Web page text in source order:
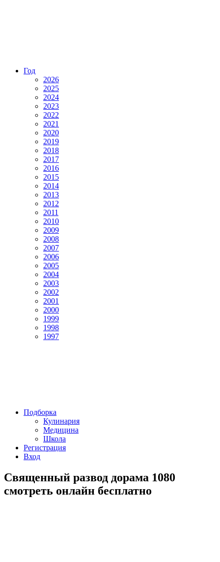
Год
2026
2025
2024
2023
2022
2021
2020
2019
2018
2017
2016
2015
2014
2013
2012
2011
2010
2009
2008
2007
2006
2005
2004
2003
2002
2001
2000
1999
1998
1997
Подборка
Кулинария
Медицина
Школа
Регистрация
Вход
Священный развод дорама 1080
смотреть онлайн бесплатно